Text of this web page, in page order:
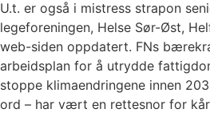
U.t. er også i mistress strapon
legeforeningen, Helse Sør-Øst,
web-siden oppdatert. FNs
arbeidsplan for å utrydde
stoppe klimaendringene innen
ord – har vært en rettesnor for